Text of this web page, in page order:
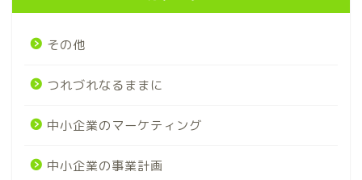
その他
つれづれなるままに
中小企業のマーケティング
中小企業の事業計画